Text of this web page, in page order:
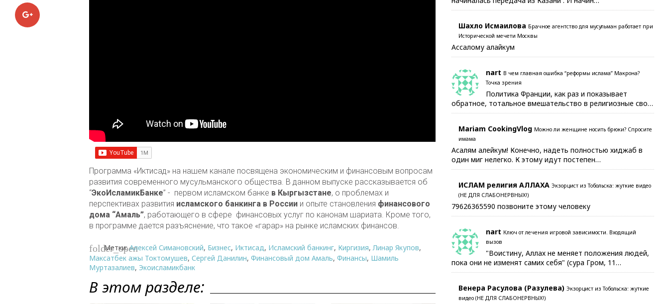
Google+
Программа «Иктисад» на нашем канале посвящена экономическим и финансовым вопросам
развития современного мусульманского общества. В данном выпуске рассказывается об
“ЭкоИсламикБанке” - первом исламском банке в Кыргызстане, о проблемах и
перспективах развития исламского банкинга в России и опыте становления финансового
дома “Амаль”, работающего в сфере финансовых услуг по канонам шариата. Кроме того,
в программе дается разъяснение, что такое «гарар» на рынке исламских финансов.
folder_open
Метки:Алексей Симановский, Бизнес, Иктисад, Исламский банкинг, Киргизия,Линар Якупов,
Максатбек ажы Токтомушев, Сергей Данилин, Финансовый дом Амаль, Финансы, Шамиль
Муртазалиев, Экоисламикбанк
В этом разделе:
Шахло Исмаилова Брачное агентство для мусульман работает при
Исторической мечети Москвы
Ассалому алайкум
nart В чем главная ошибка “реформы ислама” Макрона?
Точка зрения
Политика Франции, как раз и показывает
обратное, тотальное вмешательство в религиозные сво…
Mariam CookingVlog Можно ли женщине носить брюки? Спросите
имама
Асалям алейкум! Конечно, надеть полностью хиджаб в
один миг нелегко. К этому идут постепен…
ИСЛАМ религия АЛЛАХА Экзорцист из Тобольска: жуткие видео
(НЕ ДЛЯ СЛАБОНЕРВНЫХ!)
79626365590 позвоните этому человеку
nart Ключ от лечения игровой зависимости. Входящий
вызов
"Воистину, Аллах не меняет положения людей,
пока они не изменят самих себя" (сура Гром, 11…
Венера Расулова (Разулева) Экзорцист из Тобольска: жуткие
видео (НЕ ДЛЯ СЛАБОНЕРВНЫХ!)